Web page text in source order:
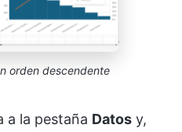
orden descendente
a la pestaña Datos y,